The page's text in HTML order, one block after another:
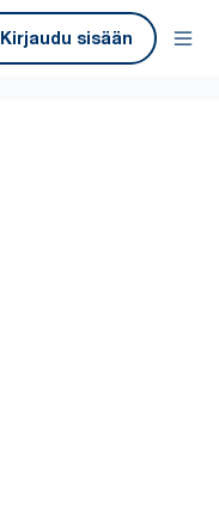
Kirjaudu sisään